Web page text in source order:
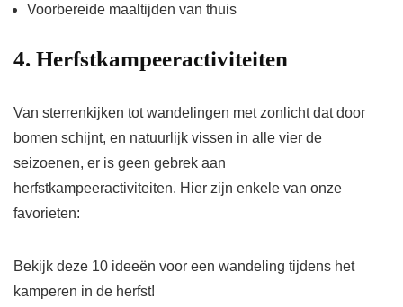
Voorbereide maaltijden van thuis
4. Herfstkampeeractiviteiten
Van sterrenkijken tot wandelingen met zonlicht dat door
bomen schijnt, en natuurlijk vissen in alle vier de
seizoenen, er is geen gebrek aan
herfstkampeeractiviteiten. Hier zijn enkele van onze
favorieten:
Bekijk deze 10 ideeën voor een wandeling tijdens het
kamperen in de herfst!